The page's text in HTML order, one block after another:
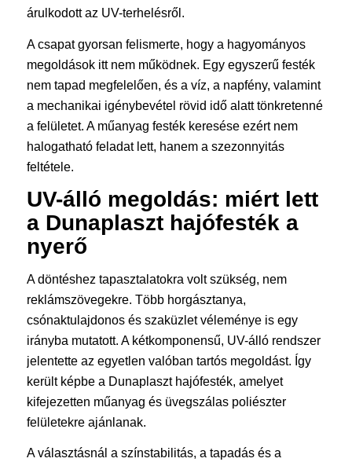
árulkodott az UV-terhelésről.
A csapat gyorsan felismerte, hogy a hagyományos
megoldások itt nem működnek. Egy egyszerű festék
nem tapad megfelelően, és a víz, a napfény, valamint
a mechanikai igénybevétel rövid idő alatt tönkretenné
a felületet. A műanyag festék keresése ezért nem
halogatható feladat lett, hanem a szezonnyitás
feltétele.
UV-álló megoldás: miért lett
a Dunaplaszt hajófesték a
nyerő
A döntéshez tapasztalatokra volt szükség, nem
reklámszövegekre. Több horgásztanya,
csónaktulajdonos és szaküzlet véleménye is egy
irányba mutatott. A kétkomponensű, UV-álló rendszer
jelentette az egyetlen valóban tartós megoldást. Így
került képbe a Dunaplaszt hajófesték, amelyet
kifejezetten műanyag és üvegszálas poliészter
felületekre ajánlanak.
A választásnál a színstabilitás, a tapadás és a